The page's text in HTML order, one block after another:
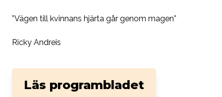
”Vägen till kvinnans hjärta går genom magen”
Ricky Andreis
Läs programbladet